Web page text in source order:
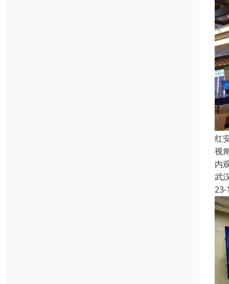
红
视
内
武
23-